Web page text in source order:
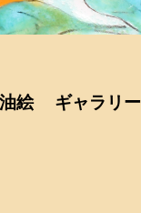
絵 ギャラリー